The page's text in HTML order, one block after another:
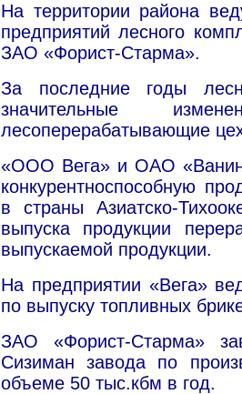
На территории района
предприятий лесного
ЗАО «Форист-Старма».
За последние годы
значительные
лесоперерабатывающие
«ООО Вега» и ОАО
конкурентноспособную
в страны Азиатско-
выпуска продукции
выпускаемой продукции.
На предприятии «Вега»
по выпуску топливных
ЗАО «Форист-Старма»
Сизиман завода по
объеме 50 тыс.кбм в год.